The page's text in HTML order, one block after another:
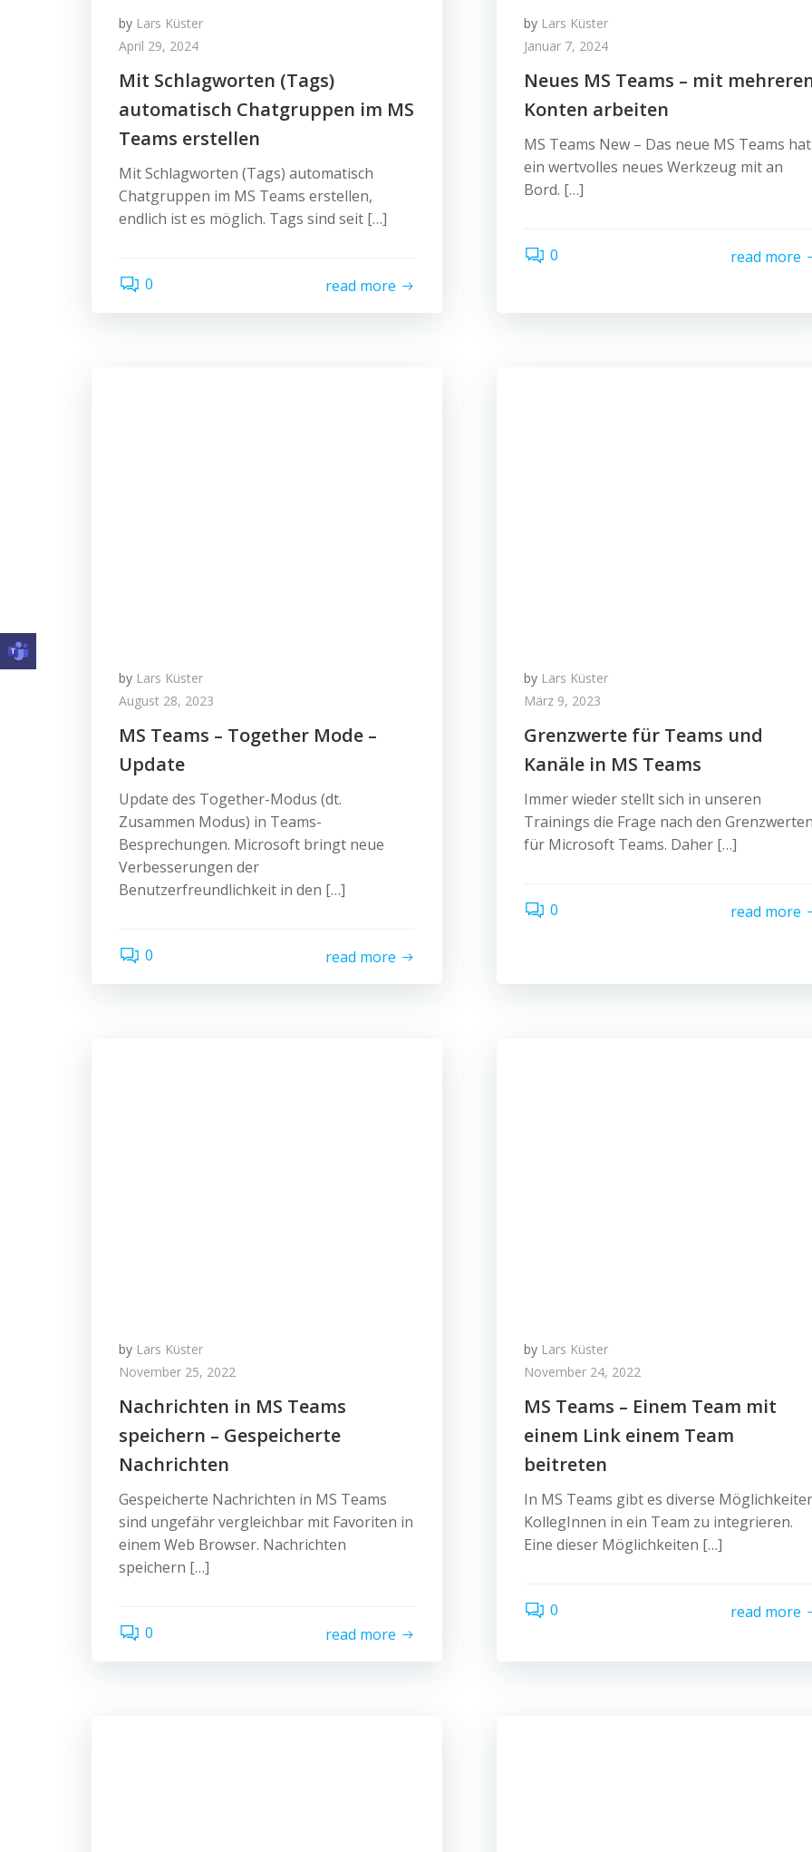
by Lars Küster
April 29, 2024
Mit Schlagworten (Tags)
automatisch Chatgruppen im MS
Teams erstellen
Mit Schlagworten (Tags) automatisch
Chatgruppen im MS Teams erstellen,
endlich ist es möglich. Tags sind seit […]
0 read more
by Lars Küster
Januar 7, 2024
Neues MS Teams – mit
Konten arbeiten
MS Teams New – Das neue MS Teams hat
ein wertvolles neues Werkzeug mit an
Bord. […]
0 read more
by Lars Küster
August 28, 2023
MS Teams – Together Mode –
Update
Update des Together-Modus (dt.
Zusammen Modus) in Teams-
Besprechungen. Microsoft bringt neue
Verbesserungen der
Benutzerfreundlichkeit in den […]
0 read more
by Lars Küster
März 9, 2023
Grenzwerte für Teams und
Kanäle in MS Teams
Immer wieder stellt sich in unseren
Trainings die Frage nach den
für Microsoft Teams. Daher […]
0 read more
by Lars Küster
November 25, 2022
Nachrichten in MS Teams
speichern – Gespeicherte
Nachrichten
Gespeicherte Nachrichten in MS Teams
sind ungefähr vergleichbar mit Favoriten in
einem Web Browser. Nachrichten
speichern […]
0 read more
by Lars Küster
November 24, 2022
MS Teams – Einem Team mit
einem Link einem Team
beitreten
In MS Teams gibt es diverse
KollegInnen in ein Team zu integrieren.
Eine dieser Möglichkeiten […]
0 read more